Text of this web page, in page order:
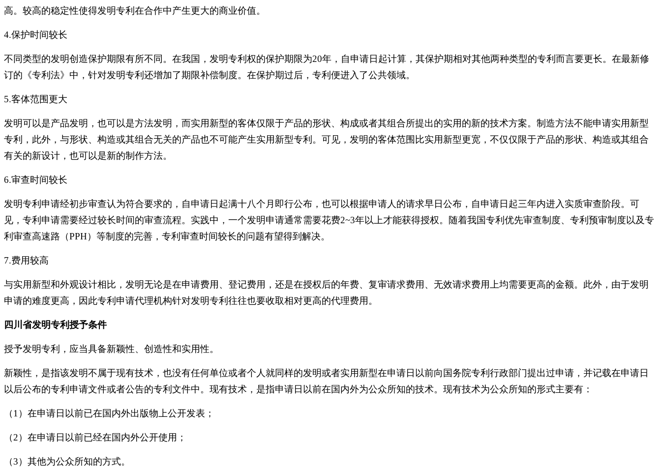
高。较高的稳定性使得发明专利在合作中产生更大的商业价值。
4.保护时间较长
不同类型的发明创造保护期限有所不同。在我国，发明专利权的保护期限为20年，自申请日起计算，其保护期相对其他两种类型的专利而言要更长。在最新修
订的《专利法》中，针对发明专利还增加了期限补偿制度。在保护期过后，专利便进入了公共领域。
5.客体范围更大
发明可以是产品发明，也可以是方法发明，而实用新型的客体仅限于产品的形状、构成或者其组合所提出的实用的新的技术方案。制造方法不能申请实用新型
专利，此外，与形状、构造或其组合无关的产品也不可能产生实用新型专利。可见，发明的客体范围比实用新型更宽，不仅仅限于产品的形状、构造或其组合
有关的新设计，也可以是新的制作方法。
6.审查时间较长
发明专利申请经初步审查认为符合要求的，自申请日起满十八个月即行公布，也可以根据申请人的请求早日公布，自申请日起三年内进入实质审查阶段。可
见，专利申请需要经过较长时间的审查流程。实践中，一个发明申请通常需要花费2~3年以上才能获得授权。随着我国专利优先审查制度、专利预审制度以及专
利审查高速路（PPH）等制度的完善，专利审查时间较长的问题有望得到解决。
7.费用较高
与实用新型和外观设计相比，发明无论是在申请费用、登记费用，还是在授权后的年费、复审请求费用、无效请求费用上均需要更高的金额。此外，由于发明
申请的难度更高，因此专利申请代理机构针对发明专利往往也要收取相对更高的代理费用。
四川省发明专利授予条件
授予发明专利，应当具备新颖性、创造性和实用性。
新颖性，是指该发明不属于现有技术，也没有任何单位或者个人就同样的发明或者实用新型在申请日以前向国务院专利行政部门提出过申请，并记载在申请日
以后公布的专利申请文件或者公告的专利文件中。现有技术，是指申请日以前在国内外为公众所知的技术。现有技术为公众所知的形式主要有：
（1） 在申请日以前已在国内外出版物上公开发表；
（2） 在申请日以前已经在国内外公开使用；
（3）其他为公众所知的方式。